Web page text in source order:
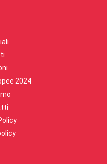
2024